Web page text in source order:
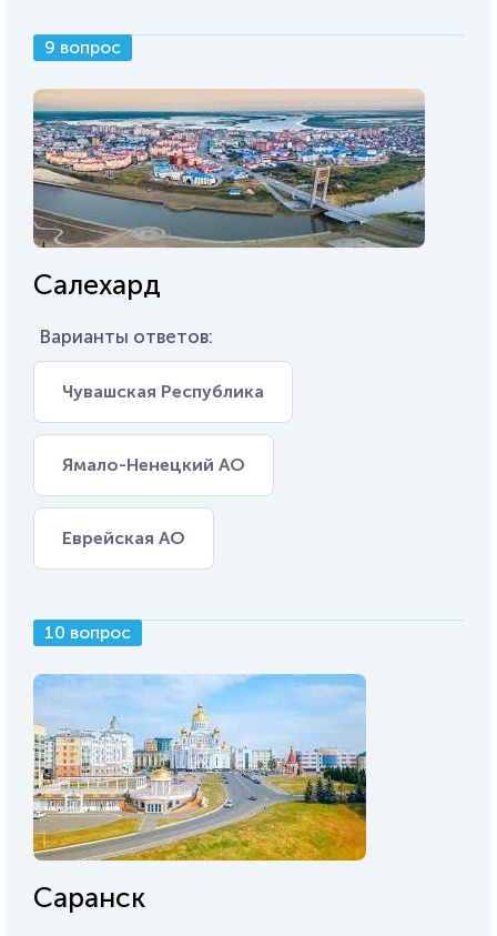
9 вопрос
Салехард
Варианты ответов:
Чувашская Республика
Ямало-Ненецкий АО
Еврейская АО
10 вопрос
Саранск